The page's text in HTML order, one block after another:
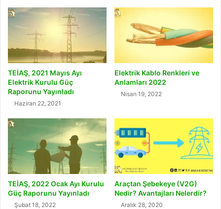
TEİAŞ, 2021 Mayıs Ayı
Elektrik Kurulu Güç
Raporunu Yayınladı
Haziran 22, 2021
Elektrik Kablo Renkleri ve
Anlamları 2022
Nisan 19, 2022
TEİAŞ, 2022 Ocak Ayı Kurulu
Güç Raporunu Yayınladı
Şubat 18, 2022
Araçtan Şebekeye (V2G)
Nedir? Avantajları Nelerdir?
Aralık 28, 2020